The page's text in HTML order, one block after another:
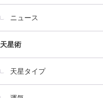
ニュース
天星術
天星タイプ